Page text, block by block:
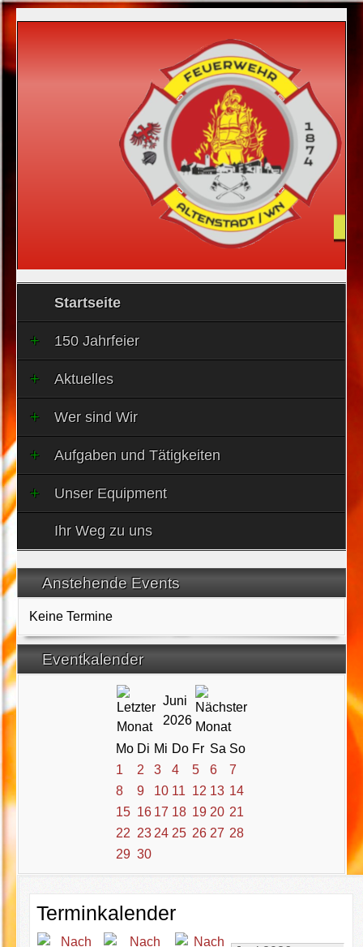
Startseite
150 Jahrfeier
Aktuelles
Wer sind Wir
Aufgaben und Tätigkeiten
Unser Equipment
Ihr Weg zu uns
Anstehende Events
Keine Termine
Eventkalender
Juni
2026
Mo Di Mi Do Fr Sa So
1
2 3 4 5 6
7
8
9 10 11 12 13 14
15 16 17 18 19 20 21
22 23 24 25 26 27 28
29 30
Terminkalender